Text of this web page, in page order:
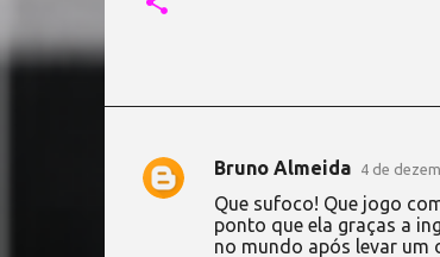
C
Bruno Almeida 4 de
Que sufoco! Que jogo
ponto que ela graças a
no mundo após levar um